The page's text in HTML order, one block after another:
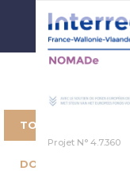
NOMADe
Projet N° 4.7.360
TOUS LES ARTICLES
DOULEUR